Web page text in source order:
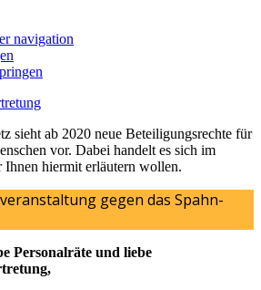
navigation
sieht ab 2020 neue Beteiligungsrechte für
vor. Dabei handelt es sich im
hiermit erläutern wollen.
Personalräte und liebe